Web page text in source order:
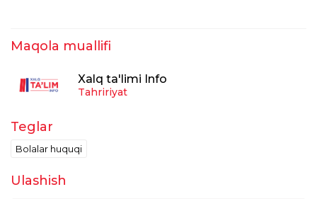
zarur lekin chet el maʼdaniyati va
milliyligimizni yoʻqotsak oʻsish emas balki
tanazzulga yuz tutamiz .( Shaxsiy fikrim)
Олтиной Режабова
15:07:02 / 19.11.2025
Гендер тенглик хато нарса болалар
Maqola muallifi
Xalq ta'limi Info
Tahririyat
Teglar
Bolalar huquqi
Ulashish